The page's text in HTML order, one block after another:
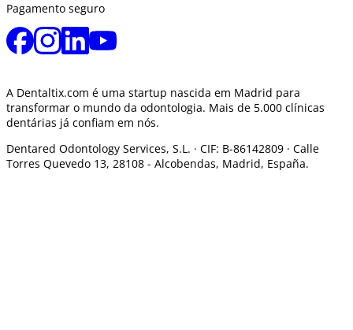
Pagamento seguro
A Dentaltix.com é uma startup nascida em Madrid para
transformar o mundo da odontologia. Mais de 5.000 clínicas
dentárias já confiam em nós.
Dentared Odontology Services, S.L. · CIF: B-86142809 · Calle
Torres Quevedo 13, 28108 - Alcobendas, Madrid, España.